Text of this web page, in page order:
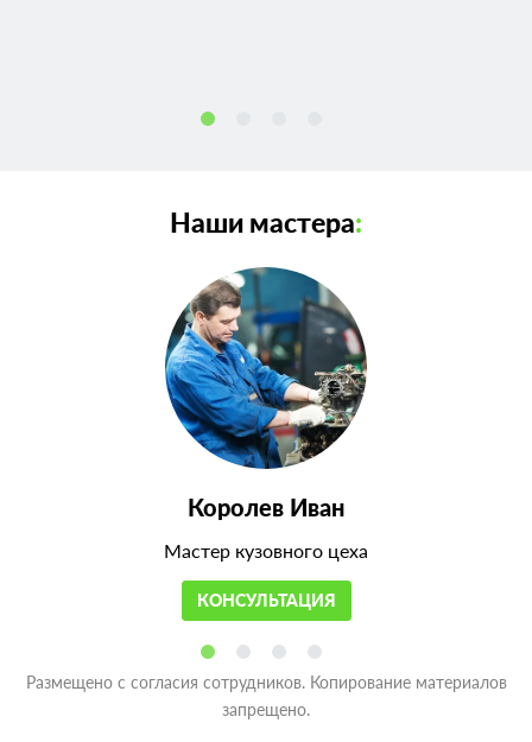
Наши мастера:
Королев Иван
Мастер кузовного цеха
КОНСУЛЬТАЦИЯ
Размещено с согласия сотрудников. Копирование материалов
запрещено.